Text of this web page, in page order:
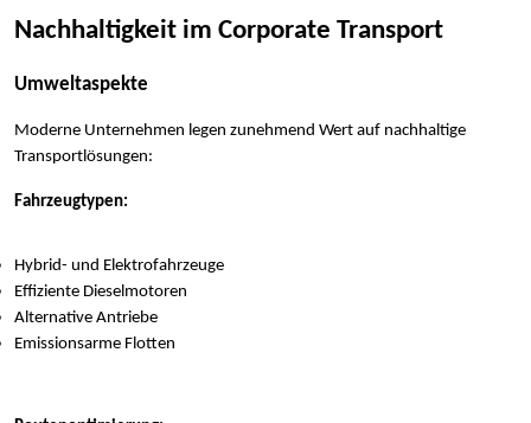
Nachhaltigkeit im Corporate Transport
Umweltaspekte
Moderne Unternehmen legen zunehmend Wert auf nachhaltige
Transportlösungen:
Fahrzeugtypen:
Hybrid- und Elektrofahrzeuge
Effiziente Dieselmotoren
Alternative Antriebe
Emissionsarme Flotten